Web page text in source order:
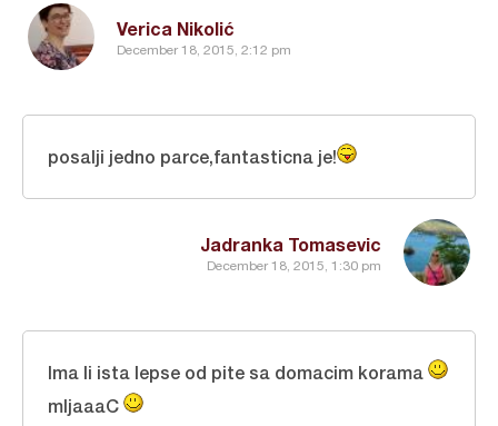
Verica Nikolić
December 18, 2015, 2:12 pm
Jadranka Tomasevic
December 18, 2015, 1:30 pm
posalji jedno parce,fantasticna je!
Ima li ista lepse od pite sa domacim korama
mljaaaC